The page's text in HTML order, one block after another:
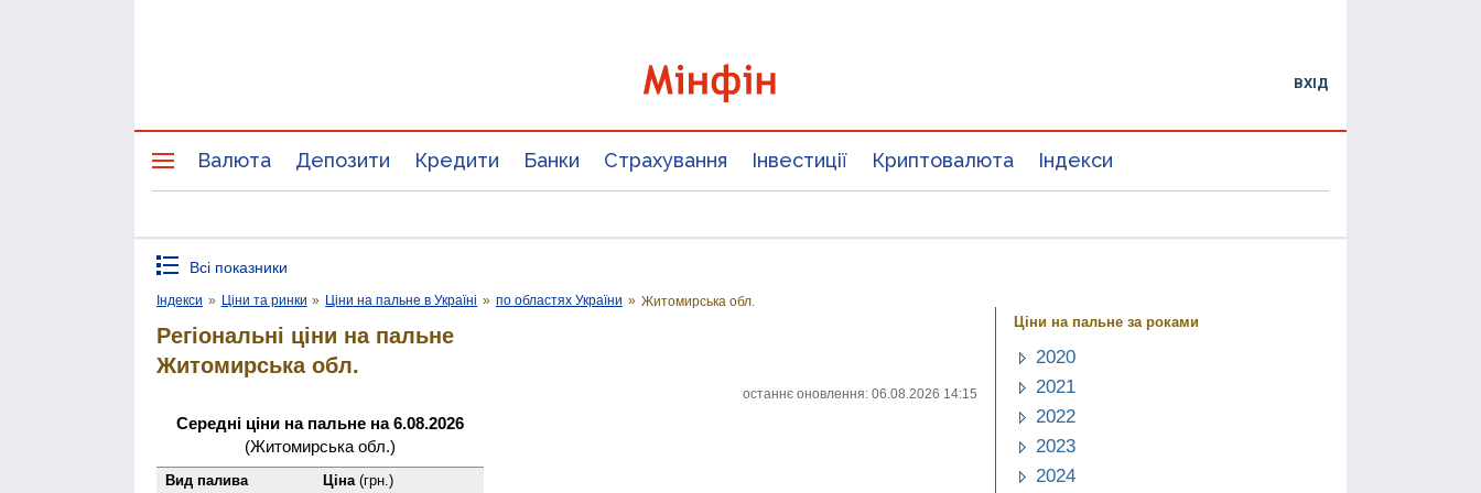
ВХІД
Валюта Депозити Кредити Банки Страхування Інвестиції Криптовалюта Індекси
Всі показники
Індекси » Ціни та ринки » Ціни на пальне в Україні » по областях України » Житомирська обл.
Регіональні ціни на пальне
Житомирська обл.
останнє оновлення: 06.08.2026 14:15
Середні ціни на пальне на 6.08.2026
(Житомирська обл.)
Вид палива Ціна (грн.)
Ціни на пальне за роками
2020
2021
2022
2023
2024